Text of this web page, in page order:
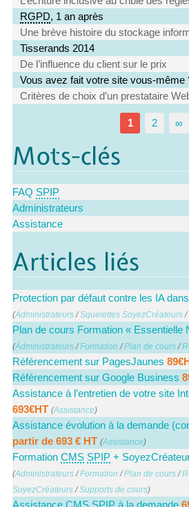
RGPD, 1 an après
Une brève histoire du stockage
Tisserands 2014
De l’influence du client sur le prix
Vous avez fait votre site vous-même
Critères de choix d’un prestataire
1 2 ∞
Mots-clés
FAQ SPIP
Administrateurs
Assistance
Articles liés
Protection par défaut contre les IA
(Administrateurs /Squelettes SoyezCréateurs /
Plan de cours Formation « Essentielle
(Administrateurs /Formation /Plan de cours /
Référencement sur PagesJaunes
Référencement sur Google Business
Assistance à l’entretien de votre site
693€HT (Assistance)
Assistance évolution à la demande
partir de 693 € HT (Assistance)
FormationCMS SPIP +
(Administrateurs /Formation /Plan de cours /
SoyezCréateurs /Supports de cours)
AssistanceCMS SPIP à la demande